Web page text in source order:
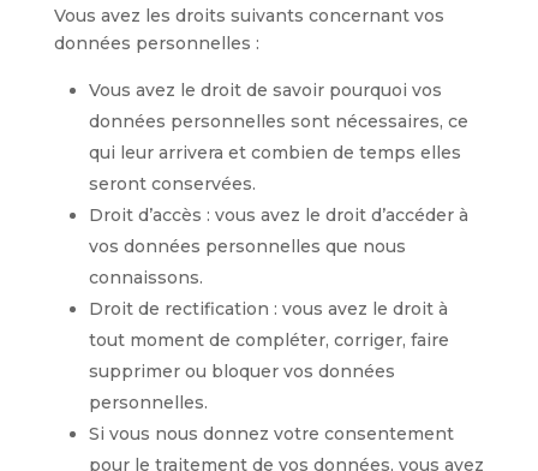
Vous avez les droits suivants concernant vos
données personnelles :
Vous avez le droit de savoir pourquoi vos
données personnelles sont nécessaires, ce
qui leur arrivera et combien de temps elles
seront conservées.
Droit d’accès : vous avez le droit d’accéder à
vos données personnelles que nous
connaissons.
Droit de rectification : vous avez le droit à
tout moment de compléter, corriger, faire
supprimer ou bloquer vos données
personnelles.
Si vous nous donnez votre consentement
pour le traitement de vos données, vous avez